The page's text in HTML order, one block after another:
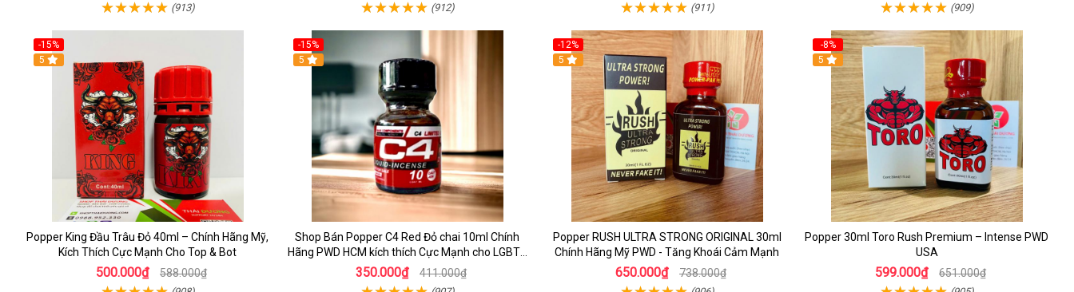
(913) (912) (911) (909)
-15%
5
Popper King Đầu Trâu Đỏ 40ml – Chính Hãng Mỹ,
Kích Thích Cực Mạnh Cho Top & Bot
500.000₫ 588.000₫
-15%
5
Shop Bán Popper C4 Red Đỏ chai 10ml Chính
Hãng PWD HCM kích thích Cực Mạnh cho LGBT -
TOP BOT
350.000₫ 411.000₫
-12%
5
Popper RUSH ULTRA STRONG ORIGINAL 30ml
Chính Hãng Mỹ PWD - Tăng Khoái Cảm Mạnh
650.000₫ 738.000₫
-8%
5
Popper 30ml Toro Rush Premium – Intense PWD
USA
599.000₫ 651.000₫